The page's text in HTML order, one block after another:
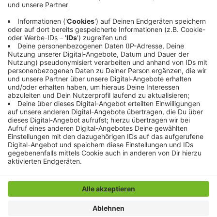
in Quarantäne befinden, ist nochmal
Inzidenzwert in unserer Stadt bleibt unverändert
und liegt weiter bei 2,3.
Veröffentlicht: Dienstag, 06.07.2021 14:27
Anzeige
Anzeige